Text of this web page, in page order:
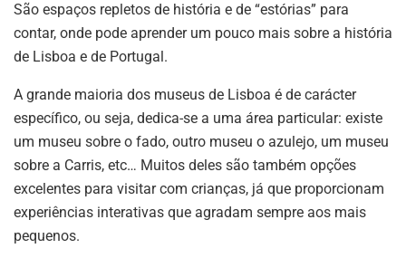
São espaços repletos de história e de “estórias” para
contar, onde pode aprender um pouco mais sobre a história
de Lisboa e de Portugal.
A grande maioria dos museus de Lisboa é de carácter
específico, ou seja, dedica-se a uma área particular: existe
um museu sobre o fado, outro museu o azulejo, um museu
sobre a Carris, etc… Muitos deles são também opções
excelentes para visitar com crianças, já que proporcionam
experiências interativas que agradam sempre aos mais
pequenos.